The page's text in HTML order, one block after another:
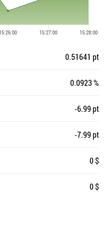
0.51641 pt
0.0923 %
-6.99 pt
-7.99 pt
0 $
0 $